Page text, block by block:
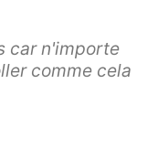
car n'importe
comme cela